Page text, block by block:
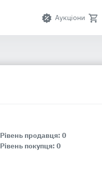
Аукціони
Рівень продавця: 0
Рівень покупця: 0